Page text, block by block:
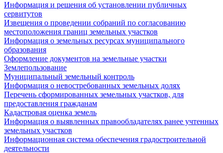
Информация и решения об установлении публичных
сервитутов
Извещения о проведении собраний по согласованию
местоположения границ земельных участков
Информация о земельных ресурсах муниципального
образования
Оформление документов на земельные участки
Землепользование
Муниципальный земельный контроль
Информация о невостребованных земельных долях
Перечень сформированных земельных участков, для
предоставления гражданам
Кадастровая оценка земель
Информация о выявленных правообладателях ранее учтенных
земельных участков
Информационная система обеспечения градостроительной
деятельности